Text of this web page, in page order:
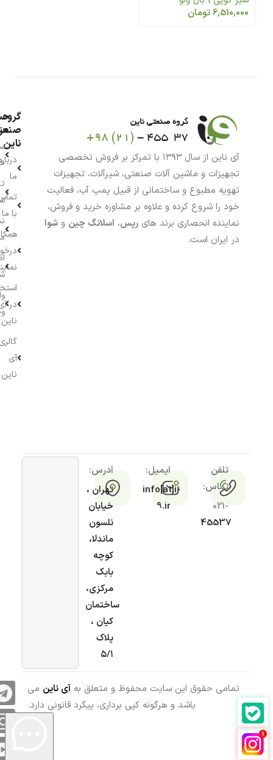
6,510,000تومان
آی ناین از سال ۱۳۹۳ با تمرکز بر فروش تخصصی
تجهیزات و ماشین آلات صنعتی، شیرآلات، تجهیزات
تهویه مطبوع و ساختمانی از قبیل پمپ آب، فعالیت
خود را شروع کرده و علاوه بر مشاوره خرید و فروش،
نماینده انحصاری برند های رپس، اسلانگ چین و شوا
در ایران است.
گروه
ناین
ما
با ما
در
ناین
آی
ناین
تلفن
تماس:
021-
45537
ایمیل:
info[at]i-
9.ir
آدرس:
تهران ،
خیابان
نلسون
ماندلا،
کوچه
بابک
مرکزی،
ساختمان
کیان ،
پلاک
۵/۱
تمامی حقوق این سایت محفوظ و متعلق به آی ناین می
باشد و هرگونه کپی برداری، پیگرد قانونی دارد.